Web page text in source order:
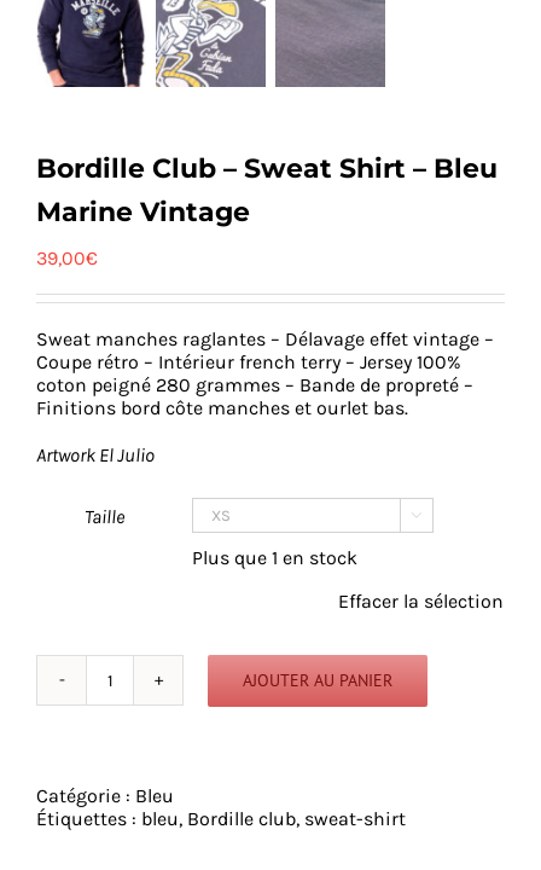
Bordille Club – Sweat Shirt – Bleu
Marine Vintage
39,00€
Sweat manches raglantes – Délavage effet vintage –
Coupe rétro – Intérieur french terry – Jersey 100%
coton peigné 280 grammes – Bande de propreté –
Finitions bord côte manches et ourlet bas.
Artwork El Julio
Taille 
Plus que 1 en stock
Effacer la sélection
quantité
de
Sweat
Shirt
AJOUTER AU PANIER
Catégorie : Bleu
Étiquettes : bleu, Bordille club, sweat-shirt